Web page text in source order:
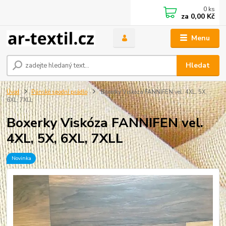
Menu
Hledat
0 ks
za 0,00 Kč
Úvod Pánské spodní prádlo
Boxerky Viskóza FANNIFEN vel. 4XL, 5X,
6XL, 7XLL
Boxerky Viskóza FANNIFEN vel.
4XL, 5X, 6XL, 7XLL
Novinka